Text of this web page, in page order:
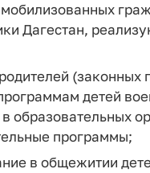
Дагестан,
(законных
детей
программы;
в общежитии